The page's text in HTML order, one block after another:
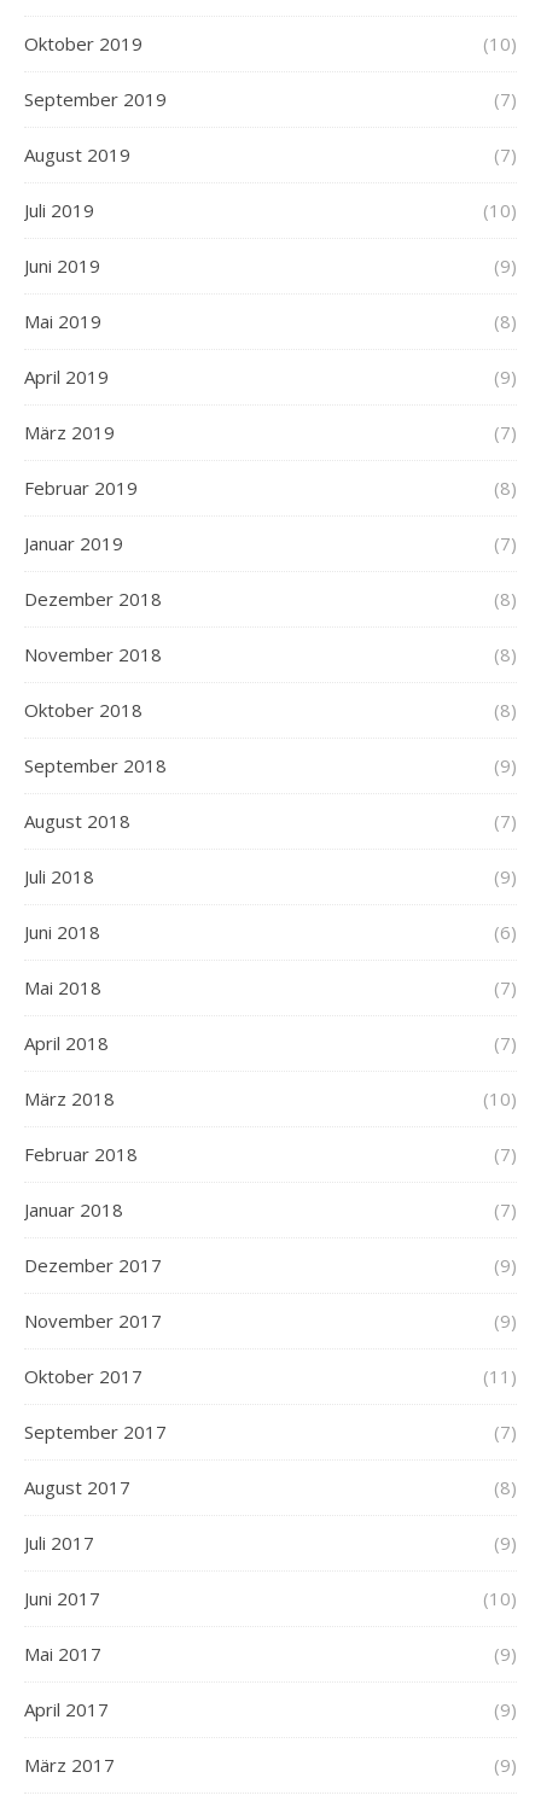
Oktober 2019 (10)
September 2019 (7)
August 2019 (7)
Juli 2019 (10)
Juni 2019 (9)
Mai 2019 (8)
April 2019 (9)
März 2019 (7)
Februar 2019 (8)
Januar 2019 (7)
Dezember 2018 (8)
November 2018 (8)
Oktober 2018 (8)
September 2018 (9)
August 2018 (7)
Juli 2018 (9)
Juni 2018 (6)
Mai 2018 (7)
April 2018 (7)
März 2018 (10)
Februar 2018 (7)
Januar 2018 (7)
Dezember 2017 (9)
November 2017 (9)
Oktober 2017 (11)
September 2017 (7)
August 2017 (8)
Juli 2017 (9)
Juni 2017 (10)
Mai 2017 (9)
April 2017 (9)
März 2017 (9)